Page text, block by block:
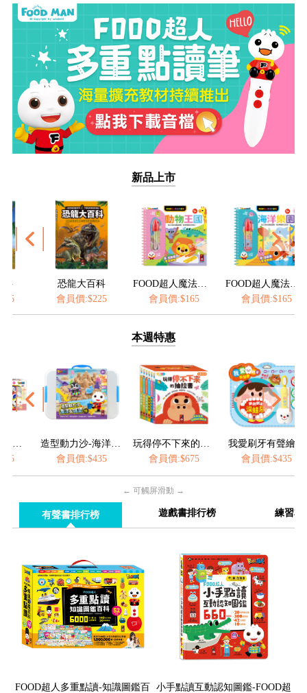
新品上市
百科
:$225
會員價:$165
會員價:$165
會員價:$165
本週特惠
造型動力沙-海洋&城堡
:$435
玩得停不下來的抽拉書(全套6冊)
會員價:$675
我愛刷牙有聲繪本
會員價:$435
會員價
← 可觸屏滑動 →
有聲書排行榜 遊戲書排行榜 練習本
FOOD超人多重點讀-知識圖鑑百
小手點讀互動認知圖鑑-FOOD超